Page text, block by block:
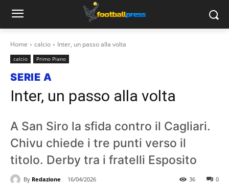
Home calcio Inter, un passo alla volta
calcio Primo Piano
SERIE A
Inter, un passo alla volta
A San Siro la sfida contro il Cagliari.
Chivu chiede i tre punti verso il
titolo. Derby tra i fratelli Esposito
By Redazione 16/04/2026 0
36